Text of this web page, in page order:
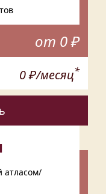
от 0 ₽
0 ₽/месяц*
атласом/